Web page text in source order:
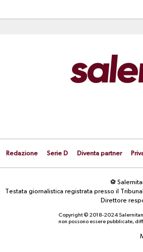
Redazione Serie D Diventa partner
⚽
Testata giornalistica registrata presso il
Direttore
Copyright © 2018-2024
non possono essere pubblicate,